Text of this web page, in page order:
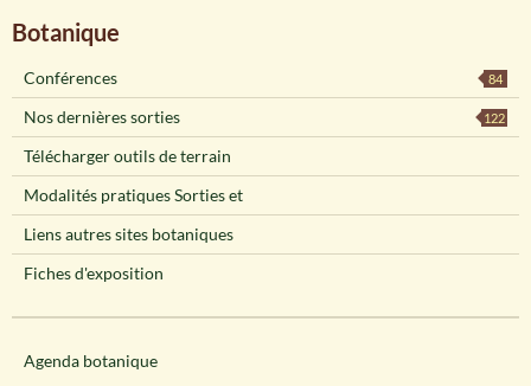
Botanique
Conférences 84
Nos dernières sorties 122
Télécharger outils de terrain
Modalités pratiques Sorties et
Liens autres sites botaniques
Fiches d'exposition
Agenda botanique